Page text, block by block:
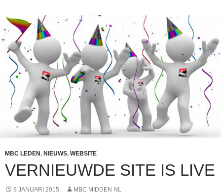
MBC LEDEN , NIEUWS, WEBSITE
VERNIEUWDE SITE IS LIVE
9 JANUARI 2015 MBC MIDDEN NL